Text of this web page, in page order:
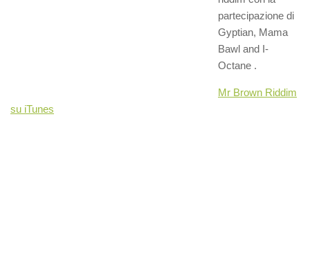
partecipazione di
Gyptian, Mama
Bawl and I-
Octane .
Mr Brown Riddim
su iTunes